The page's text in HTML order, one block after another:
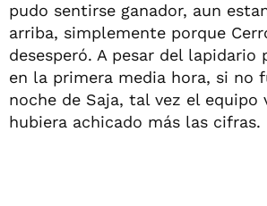
pudo sentirse ganador, aun
arriba, simplemente porque
desesperó. A pesar del lapidario
en la primera media hora, si no
noche de Saja, tal vez el equipo
hubiera achicado más las cifras.